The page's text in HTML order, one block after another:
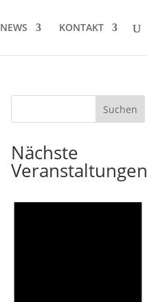
NEWS KONTAKT
Nächste
Veranstaltungen